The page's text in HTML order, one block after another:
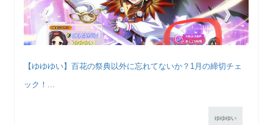
【ゆゆゆい】百花の祭典以外に忘れてないか？1月の締切チェ
ック！...
ゆゆゆい